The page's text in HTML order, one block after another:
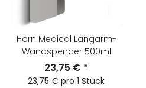
Horn Medical Langarm-
Wandspender 500ml
23,75 € *
23,75 € pro 1 Stück